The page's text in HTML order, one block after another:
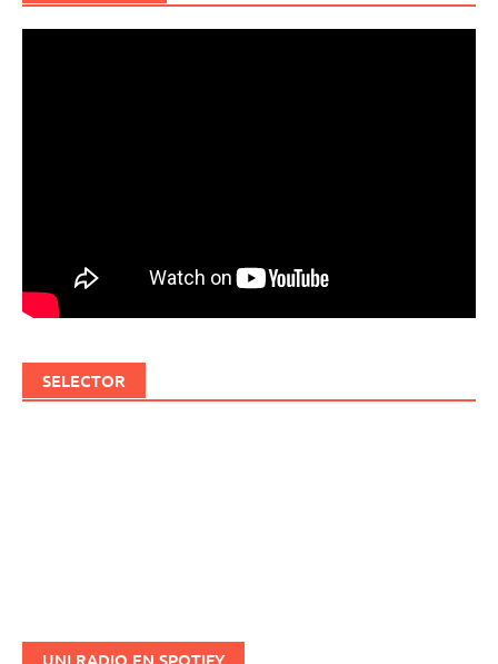
SELECTOR
UNI RADIO EN SPOTIFY